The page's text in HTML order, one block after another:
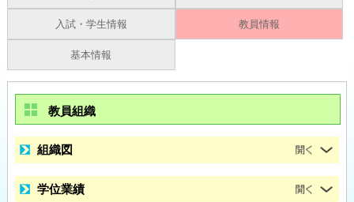
入試・学生情報 教員情報
基本情報
教員組織
組織図
学位業績